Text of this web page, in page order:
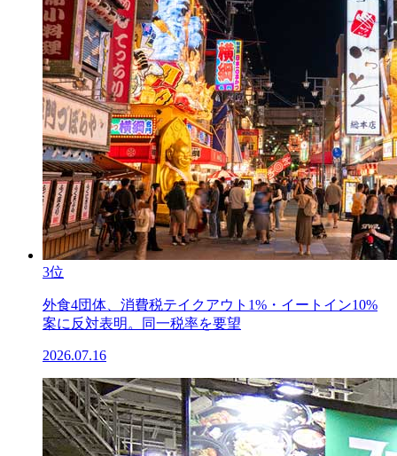
3位
外食4団体、消費税テイクアウト1%・イートイン10%
案に反対表明。同一税率を要望
2026.07.16